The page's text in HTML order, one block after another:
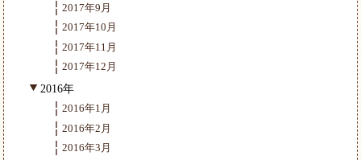
2017年9月
2017年10月
2017年11月
2017年12月
2016年
2016年1月
2016年2月
2016年3月